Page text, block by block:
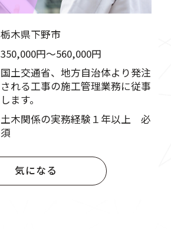
栃木県下野市
350,000円〜560,000円
国土交通省、地方自治体より発注
される工事の施工管理業務に従事
します。
土木関係の実務経験１年以上 必
須
気になる